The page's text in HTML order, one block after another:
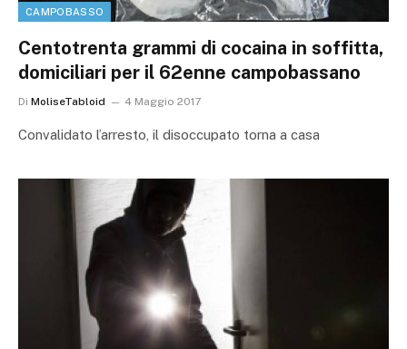
CAMPOBASSO
Centotrenta grammi di cocaina in soffitta,
domiciliari per il 62enne campobassano
Di MoliseTabloid 4 Maggio 2017
Convalidato l’arresto, il disoccupato torna a casa